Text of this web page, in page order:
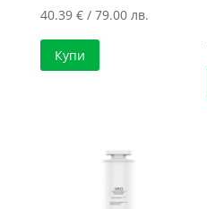
40.39 €/ 79.00 лв.
Купи